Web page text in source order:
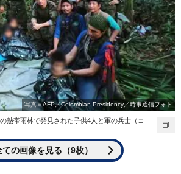
写真＝AFP／Colombian Presidency／時事通信フォト
熱帯雨林で発見された子供4人と軍の兵士（コ
ての画像を見る（9枚）